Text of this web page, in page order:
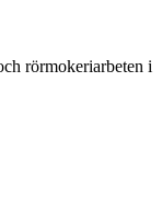
rörmokeriarbeten i